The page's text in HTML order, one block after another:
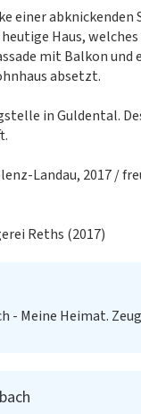
einer
Haus,
mit Balkon
absetzt.
in Guldental.
Landau, 2017 /
Reths (2017)
- Meine Heimat.